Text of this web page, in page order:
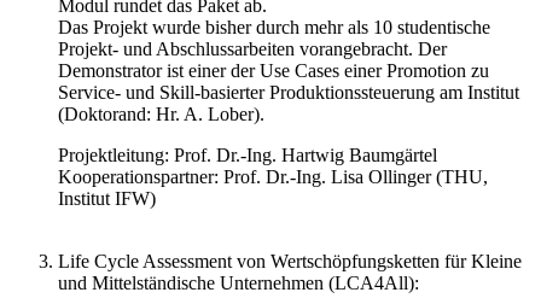
Modul rundet das Paket ab.
Das Projekt wurde bisher durch mehr als 10 studentische
Projekt- und Abschlussarbeiten vorangebracht. Der
Demonstrator ist einer der Use Cases einer Promotion zu
Service- und Skill-basierter Produktionssteuerung am Institut
(Doktorand: Hr. A. Lober).
Projektleitung: Prof. Dr.-Ing. Hartwig Baumgärtel
Kooperationspartner: Prof. Dr.-Ing. Lisa Ollinger (THU,
Institut IFW)
Life Cycle Assessment von Wertschöpfungsketten für Kleine
und Mittelständische Unternehmen (LCA4All):